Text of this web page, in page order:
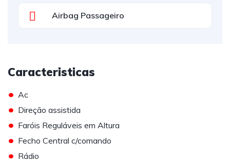
Airbag Passageiro
Caracteristicas
• Ac
• Direção assistida
• Faróis Reguláveis em Altura
• Fecho Central c/comando
• Rádio